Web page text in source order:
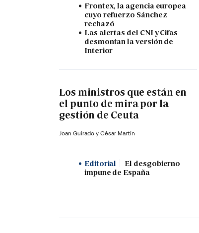
Frontex, la agencia europea
cuyo refuerzo Sánchez
rechazó
Las alertas del CNI y Cifas
desmontan la versión de
Interior
Los ministros que están en
el punto de mira por la
gestión de Ceuta
Joan Guirado y César Martín
Editorial
El desgobierno
impune de España